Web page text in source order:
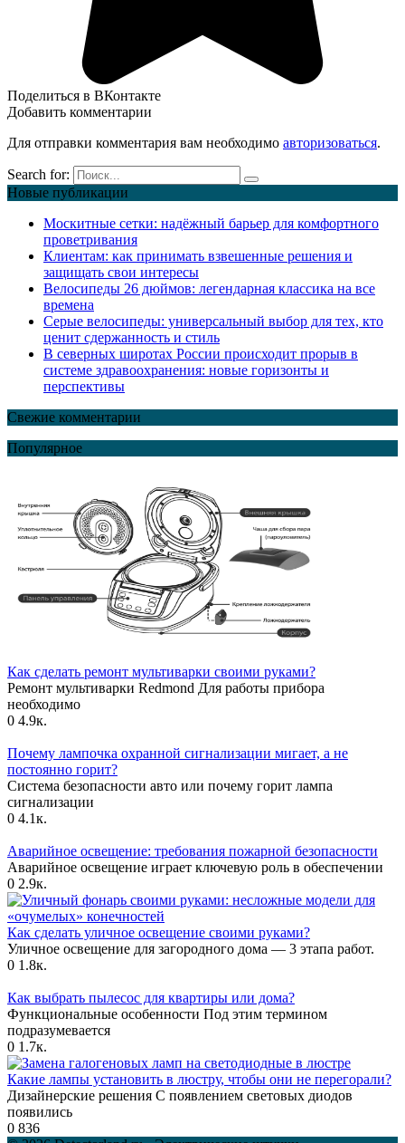
Поделиться в ВКонтакте
Добавить комментарии
Для отправки комментария вам необходимо авторизоваться.
Search for:
Новые публикации
Москитные сетки: надёжный барьер для комфортного
проветривания
Клиентам: как принимать взвешенные решения и
защищать свои интересы
Велосипеды 26 дюймов: легендарная классика на все
времена
Серые велосипеды: универсальный выбор для тех, кто
ценит сдержанность и стиль
В северных широтах России происходит прорыв в
системе здравоохранения: новые горизонты и
перспективы
Свежие комментарии
Популярное
Как сделать ремонт мультиварки своими руками?
Ремонт мультиварки Redmond Для работы прибора
необходимо
0 4.9к.
Почему лампочка охранной сигнализации мигает, а не
постоянно горит?
Система безопасности авто или почему горит лампа
сигнализации
0 4.1к.
Аварийное освещение: требования пожарной безопасности
Аварийное освещение играет ключевую роль в обеспечении
0 2.9к.
Как сделать уличное освещение своими руками?
Уличное освещение для загородного дома — 3 этапа работ.
0 1.8к.
Как выбрать пылесос для квартиры или дома?
Функциональные особенности Под этим термином
подразумевается
0 1.7к.
Какие лампы установить в люстру, чтобы они не перегорали?
Дизайнерские решения С появлением световых диодов
появились
0 836